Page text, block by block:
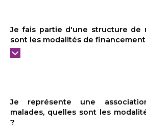
Je fais partie d'une structure de
sont les modalités de financement
Je représente une
malades, quelles sont les
?